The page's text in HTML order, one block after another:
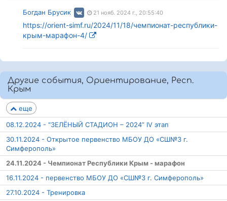
Богдан Брусик 21 нояб. 2024 г., 20:55:40
https://orient-simf.ru/2024/11/18/чемпионат-республики-
крым-марафон-4/
Другие события, Ориентирование, Респ.
Крым
еще
08.12.2024 - “ЗЕЛЁНЫЙ СТАДИОН – 2024” IV этап
30.11.2024 - Открытое первенство МБОУ ДО «СШ№3 г.
Симферополь»
24.11.2024 - Чемпионат Республики Крым - марафон
16.11.2024 - первенство МБОУ ДО «СШ№3 г. Симферополь»
27.10.2024 - Тренировка